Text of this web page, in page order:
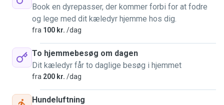
Book en dyrepasser, der kommer forbi for at fodre
og lege med dit kæledyr hjemme hos dig.
fra 100 kr. /dag
To hjemmebesøg om dagen
Dit kæledyr får to daglige besøg i hjemmet
fra 200 kr. /dag
Hundeluftning